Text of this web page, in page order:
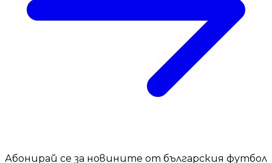
Абонирай се за новините от българския футбол